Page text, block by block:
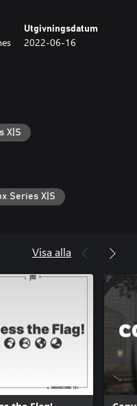
Utgivningsdatum
2022-06-16
X|S
Series X|S
Visa alla